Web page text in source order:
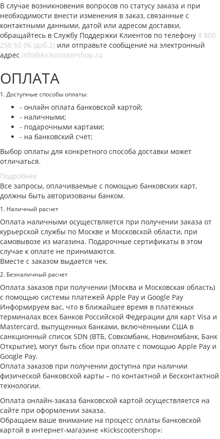
В случае возникновения вопросов по статусу заказа и при
необходимости внести изменения в заказ, связанные с
контактными данными, датой или адресом доставки,
обращайтесь в Службу Поддержки Клиентов по телефону 8 800
250 50 06 (доб.2) или отправьте сообщение на электронный
адрес info@kickscootershop.ru
ОПЛАТА
1. Доступные способы оплаты:
- онлайн оплата банковской картой;
- наличными;
- подарочными картами;
- на банковский счёт;
Выбор оплаты для конкретного способа доставки может
отличаться.
Подробнее
Все запросы, оплачиваемые с помощью банковских карт,
должны быть авторизованы банком.
1. Наличный расчет
Оплата наличными осуществляется при получении заказа от
курьерской службы по Москве и Московской области, при
самовывозе из магазина. Подарочные сертификаты в этом
случае к оплате не принимаются.
Вместе с заказом выдается чек.
2. Безналичный расчет
Оплата заказов при получении (Москва и Московская область)
с помощью системы платежей Apple Pay и Google Pay
Информируем вас, что в ближайшее время в платёжных
терминалах всех банков Российской Федерации для карт Visa и
Masterсard, выпущенных банками, включёнными США в
санкционный список SDN (ВТБ, Совкомбанк, Новиномбанк, Банк
Открытие), могут быть сбои при оплате с помощью Apple Pay и
Google Pay.
Оплата заказов при получении доступна при наличии
физической банковской карты – по контактной и бесконтактной
технологии.
Оплата онлайн-заказа банковской картой осуществляется на
сайте при оформлении заказа.
Обращаем ваше внимание на процесс оплаты банковской
картой в интернет-магазине «Kickscootershop»: